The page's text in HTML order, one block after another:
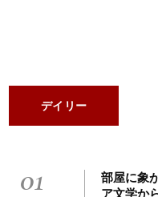
デイリー
01
部屋に象
ア文学か